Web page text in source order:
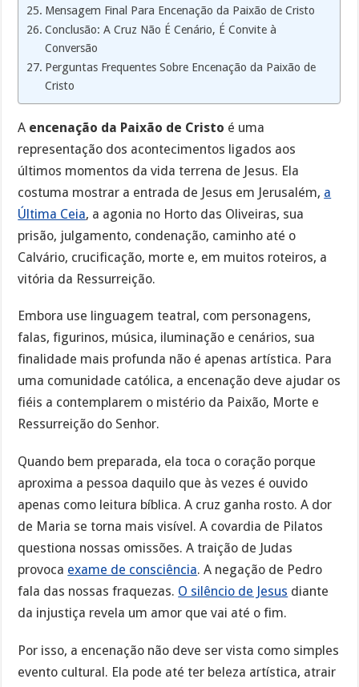
Mensagem Final Para Encenação da Paixão de Cristo
Conclusão: A Cruz Não É Cenário, É Convite à
Conversão
Perguntas Frequentes Sobre Encenação da Paixão de
Cristo
A encenação da Paixão de Cristo é uma
representação dos acontecimentos ligados aos
últimos momentos da vida terrena de Jesus. Ela
costuma mostrar a entrada de Jesus em Jerusalém, a
Última Ceia, a agonia no Horto das Oliveiras, sua
prisão, julgamento, condenação, caminho até o
Calvário, crucificação, morte e, em muitos roteiros, a
vitória da Ressurreição.
Embora use linguagem teatral, com personagens,
falas, figurinos, música, iluminação e cenários, sua
finalidade mais profunda não é apenas artística. Para
uma comunidade católica, a encenação deve ajudar os
fiéis a contemplarem o mistério da Paixão, Morte e
Ressurreição do Senhor.
Quando bem preparada, ela toca o coração porque
aproxima a pessoa daquilo que às vezes é ouvido
apenas como leitura bíblica. A cruz ganha rosto. A dor
de Maria se torna mais visível. A covardia de Pilatos
questiona nossas omissões. A traição de Judas
provoca exame de consciência. A negação de Pedro
fala das nossas fraquezas. O silêncio de Jesus diante
da injustiça revela um amor que vai até o fim.
Por isso, a encenação não deve ser vista como simples
evento cultural. Ela pode até ter beleza artística, atrair